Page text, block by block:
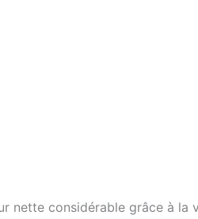
nette considérable grâce à